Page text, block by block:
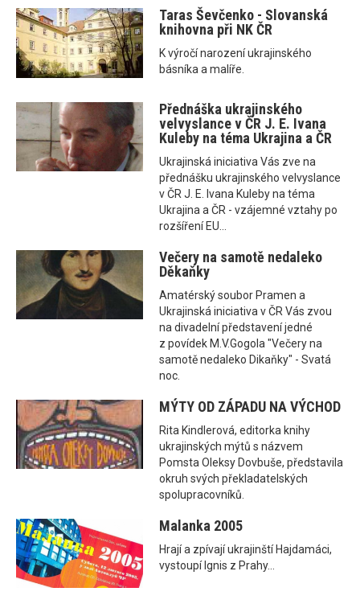
Taras Ševčenko - Slovanská
knihovna při NK ČR
K výročí narození ukrajinského
básníka a malíře.
Přednáška ukrajinského
velvyslance v ČR J. E. Ivana
Kuleby na téma Ukrajina a ČR
Ukrajinská iniciativa Vás zve na
přednášku ukrajinského velvyslance
v ČR J. E. Ivana Kuleby na téma
Ukrajina a ČR - vzájemné vztahy po
rozšíření EU...
Večery na samotě nedaleko
Děkaňky
Amatérský soubor Pramen a
Ukrajinská iniciativa v ČR Vás zvou
na divadelní představení jedné
z povídek M.V.Gogola "Večery na
samotě nedaleko Dikaňky" - Svatá
noc.
MÝTY OD ZÁPADU NA VÝCHOD
Rita Kindlerová, editorka knihy
ukrajinských mýtů s názvem
Pomsta Oleksy Dovbuše, představila
okruh svých překladatelských
spolupracovníků.
Malanka 2005
Hrají a zpívají ukrajinští Hajdamáci,
vystoupí Ignis z Prahy...